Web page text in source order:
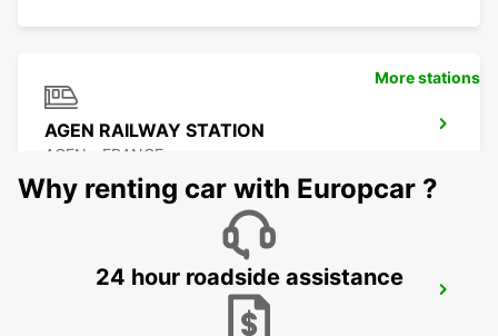
AGEN RAILWAY STATION
AGEN - FRANCE
More stations
Why renting car with Europcar ?
24 hour roadside assistance